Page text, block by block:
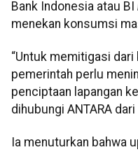
Bank Indonesia atau BI
menekan konsumsi
“Untuk memitigasi
pemerintah perlu
penciptaan lapangan
dihubungi ANTARA
Ia menuturkan bahwa